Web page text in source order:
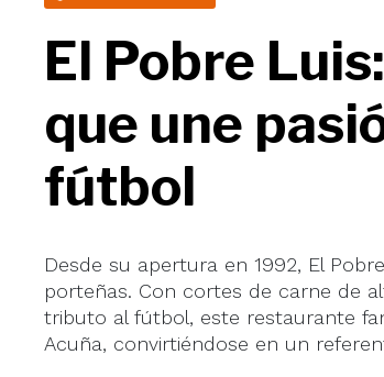
El Pobre
que une
fútbol
Desde su apertura en 1992, El
porteñas. Con cortes de carne de
tributo al fútbol, este restaurante
Acuña, convirtiéndose en un